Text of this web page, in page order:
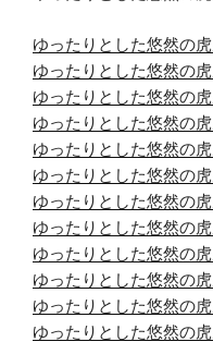
ゆったりとした悠然の
ゆったりとした悠然の
ゆったりとした悠然の
ゆったりとした悠然の
ゆったりとした悠然の
ゆったりとした悠然の
ゆったりとした悠然の
ゆったりとした悠然の
ゆったりとした悠然の
ゆったりとした悠然の
ゆったりとした悠然の
ゆったりとした悠然の